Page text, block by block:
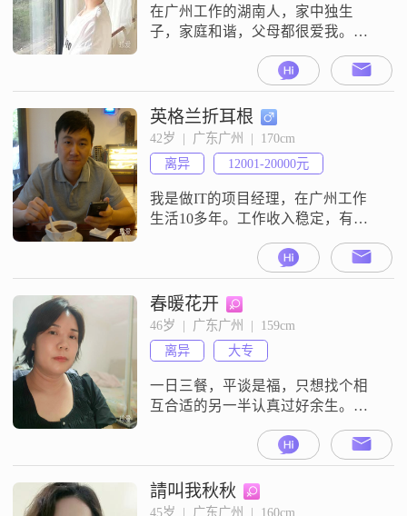
通过文字来表达自己的想法和感
受。
在广州工作的湖南人，家中独生
子，家庭和谐，父母都很爱我。想
和你一起简简单单快快乐乐喜欢白
芍药花，电影《大话西游之大圣娶
亲》，书《小王子》，明星：刘宪
华，宠物：猫咪，歌曲《晴天》如
果你问我幸福是什么?我会告诉你，
我觉得幸福就是有一群志同道合的
朋友，有一份热爱的事业，有一个
相依相伴的爱人。张小娴说过，当
爱情缺席的时候，你要
英格兰折耳根
42岁  |  广东广州  |  170cm
离异
12001-20000元
我是做IT的项目经理，在广州工作
生活10多年。工作收入稳定，有计
看电影听音乐，收拾屋子做饭打扫
卫生，干净整洁的环境让人心情愉
悦；偶尔跑步爬山，桌球和羽毛球
都可以陪练，喜欢美食和美景，有
机会的话特别想去潜水和露营。希
望你性格随和好相处，喜欢运动有
上进心，准备在广州长期生活，如
果你看了我的资料
春暖花开
46岁  |  广东广州  |  159cm
离异
大专
一日三餐，平谈是福，只想找个相
互合适的另一半认真过好余生。不
請叫我秋秋
45岁  |  广东广州  |  160cm